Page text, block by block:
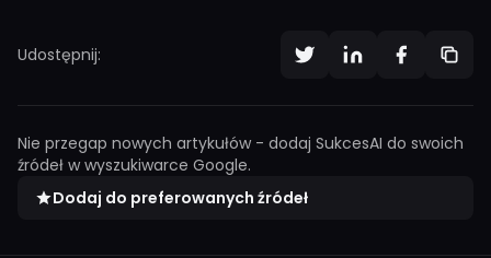
Udostępnij:
Nie przegap nowych artykułów - dodaj SukcesAI do swoich
źródeł w wyszukiwarce Google.
Dodaj do preferowanych źródeł